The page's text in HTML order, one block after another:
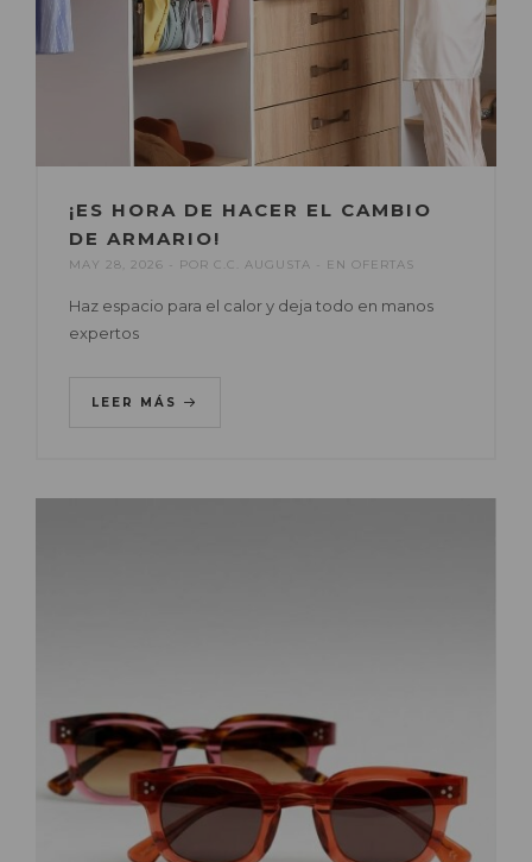
¡ES HORA DE HACER EL CAMBIO
DE ARMARIO!
MAY 28, 2026 POR C.C. AUGUSTA EN OFERTAS
Haz espacio para el calor y deja todo en manos
expertos
LEER MÁS